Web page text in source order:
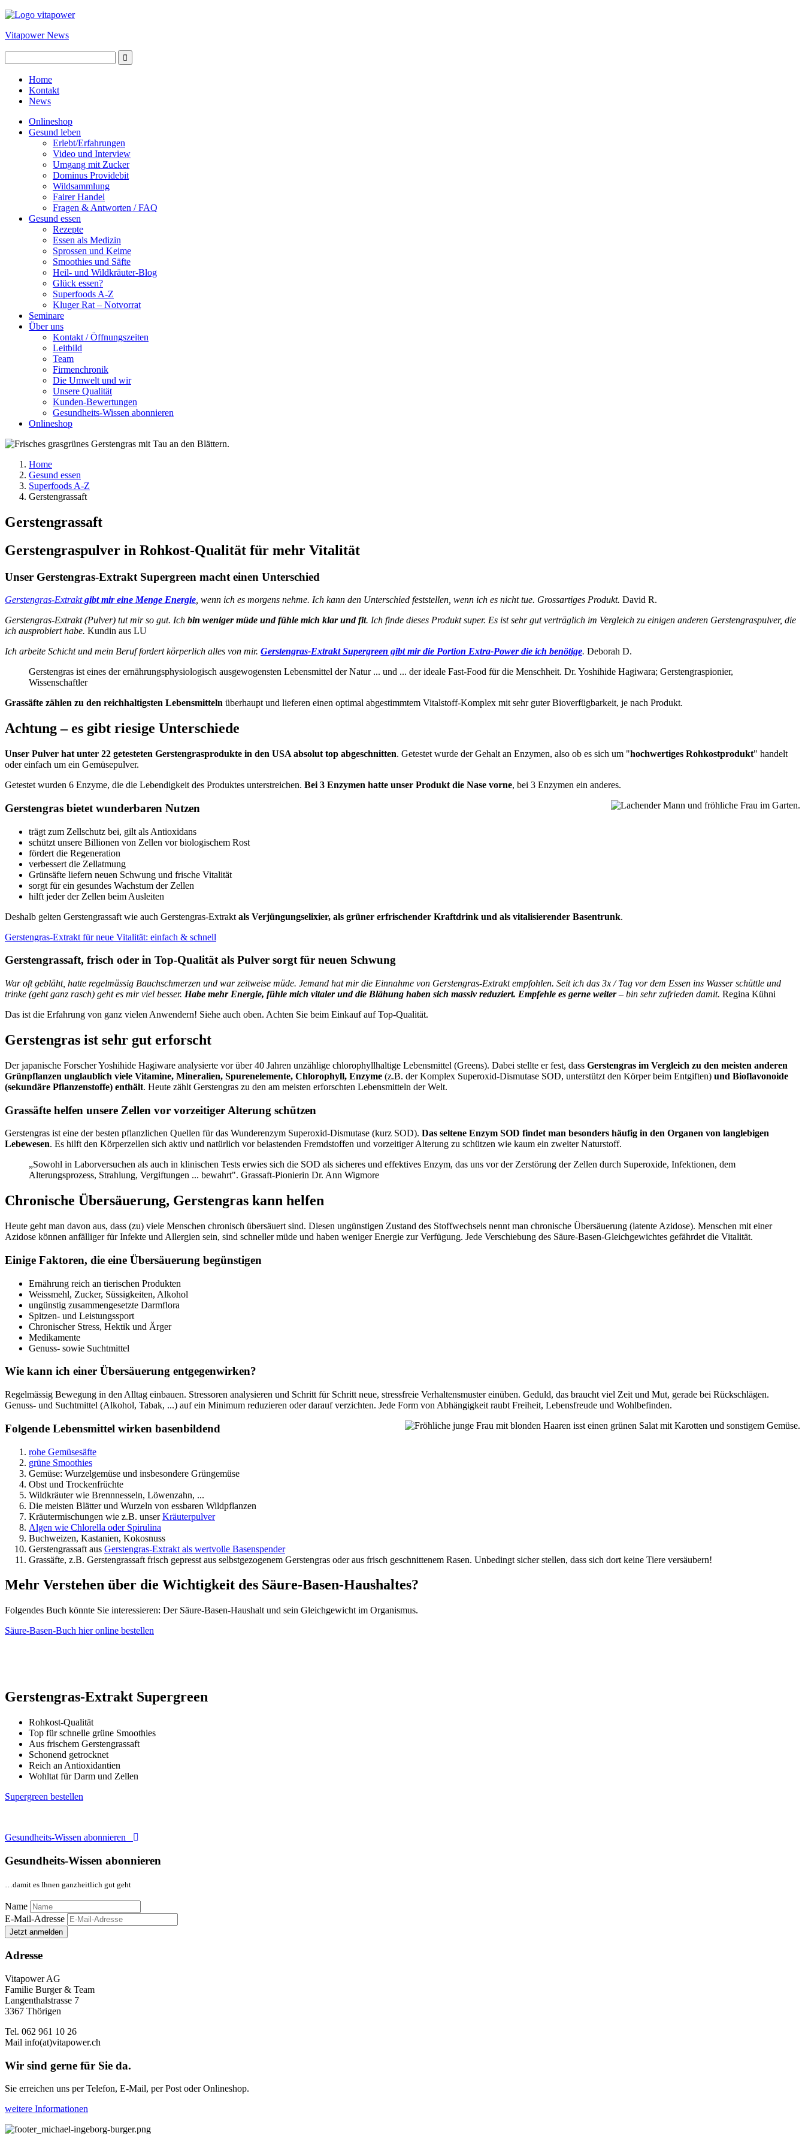
Vitapower News
Home
Kontakt
News
Onlineshop
Gesund leben
Erlebt/Erfahrungen
Video und Interview
Umgang mit Zucker
Dominus Providebit
Wildsammlung
Fairer Handel
Fragen & Antworten / FAQ
Gesund essen
Rezepte
Essen als Medizin
Sprossen und Keime
Smoothies und Säfte
Heil- und Wildkräuter-Blog
Glück essen?
Superfoods A-Z
Kluger Rat – Notvorrat
Seminare
Über uns
Kontakt / Öffnungszeiten
Leitbild
Team
Firmenchronik
Die Umwelt und wir
Unsere Qualität
Kunden-Bewertungen
Gesundheits-Wissen abonnieren
Onlineshop
Home
Gesund essen
Superfoods A-Z
Gerstengrassaft
Gerstengrassaft
Gerstengraspulver in Rohkost-Qualität für mehr Vitalität
Unser Gerstengras-Extrakt Supergreen macht einen Unterschied
Gerstengras-Extraktgibt mir eine Menge Energie, wenn ich es morgens nehme. Ich kann den Unterschied feststellen, wenn ich es nicht tue. Grossartiges Produkt. David R.
Gerstengras-Extrakt (Pulver) tut mir so gut. Ich bin weniger müde und fühle mich klar und fit. Ich finde dieses Produkt super. Es ist sehr gut verträglich im Vergleich zu einigen anderen Gerstengraspulver, die
ich ausprobiert habe. Kundin aus LU
Ich arbeite Schicht und mein Beruf fordert körperlich alles von mir. Gerstengras-Extrakt Supergreen gibt mir die Portion Extra-Power die ich benötige. Deborah D.
Gerstengras ist eines der ernährungsphysiologisch ausgewogensten Lebensmittel der Natur ... und ... der ideale Fast-Food für die Menschheit. Dr. Yoshihide Hagiwara; Gerstengraspionier,
Wissenschaftler
Grassäfte zählen zu den reichhaltigsten Lebensmitteln überhaupt und lieferen einen optimal abgestimmtem Vitalstoff-Komplex mit sehr guter Bioverfügbarkeit, je nach Produkt.
Achtung – es gibt riesige Unterschiede
Unser Pulver hat unter 22 getesteten Gerstengrasprodukte in den USA absolut top abgeschnitten. Getestet wurde der Gehalt an Enzymen, also ob es sich um "hochwertiges Rohkostprodukt" handelt
oder einfach um ein Gemüsepulver.
Getestet wurden 6 Enzyme, die die Lebendigkeit des Produktes unterstreichen. Bei 3 Enzymen hatte unser Produkt die Nase vorne, bei 3 Enzymen ein anderes.
Gerstengras bietet wunderbaren Nutzen
trägt zum Zellschutz bei, gilt als Antioxidans
schützt unsere Billionen von Zellen vor biologischem Rost
fördert die Regeneration
verbessert die Zellatmung
Grünsäfte liefern neuen Schwung und frische Vitalität
sorgt für ein gesundes Wachstum der Zellen
hilft jeder der Zellen beim Ausleiten
Deshalb gelten Gerstengrassaft wie auch Gerstengras-Extrakt als Verjüngungselixier, als grüner erfrischender Kraftdrink und als vitalisierender Basentrunk.
Gerstengras-Extrakt für neue Vitalität: einfach & schnell
Gerstengrassaft, frisch oder in Top-Qualität als Pulver sorgt für neuen Schwung
War oft gebläht, hatte regelmässig Bauchschmerzen und war zeitweise müde. Jemand hat mir die Einnahme von Gerstengras-Extrakt empfohlen. Seit ich das 3x / Tag vor dem Essen ins Wasser schüttle und
trinke (geht ganz rasch) geht es mir viel besser. Habe mehr Energie, fühle mich vitaler und die Blähung haben sich massiv reduziert. Empfehle es gerne weiter– bin sehr zufrieden damit. Regina Kühni
Das ist die Erfahrung von ganz vielen Anwendern! Siehe auch oben. Achten Sie beim Einkauf auf Top-Qualität.
Gerstengras ist sehr gut erforscht
Der japanische Forscher Yoshihide Hagiware analysierte vor über 40 Jahren unzählige chlorophyllhaltige Lebensmittel (Greens). Dabei stellte er fest, dass Gerstengras im Vergleich zu den meisten anderen
Grünpflanzen unglaublich viele Vitamine, Mineralien, Spurenelemente, Chlorophyll, Enzyme (z.B. der Komplex Superoxid-Dismutase SOD, unterstützt den Körper beim Entgiften) und Bioflavonoide
(sekundäre Pflanzenstoffe) enthält. Heute zählt Gerstengras zu den am meisten erforschten Lebensmitteln der Welt.
Grassäfte helfen unsere Zellen vor vorzeitiger Alterung schützen
Gerstengras ist eine der besten pflanzlichen Quellen für das Wunderenzym Superoxid-Dismutase (kurz SOD). Das seltene Enzym SOD findet man besonders häufig in den Organen von langlebigen
Lebewesen. Es hilft den Körperzellen sich aktiv und natürlich vor belastenden Fremdstoffen und vorzeitiger Alterung zu schützen wie kaum ein zweiter Naturstoff.
„Sowohl in Laborversuchen als auch in klinischen Tests erwies sich die SOD als sicheres und effektives Enzym, das uns vor der Zerstörung der Zellen durch Superoxide, Infektionen, dem
Alterungsprozess, Strahlung, Vergiftungen ... bewahrt". Grassaft-Pionierin Dr. Ann Wigmore
Chronische Übersäuerung, Gerstengras kann helfen
Heute geht man davon aus, dass (zu) viele Menschen chronisch übersäuert sind. Diesen ungünstigen Zustand des Stoffwechsels nennt man chronische Übersäuerung (latente Azidose). Menschen mit einer
Azidose können anfälliger für Infekte und Allergien sein, sind schneller müde und haben weniger Energie zur Verfügung. Jede Verschiebung des Säure-Basen-Gleichgewichtes gefährdet die Vitalität.
Einige Faktoren, die eine Übersäuerung begünstigen
Ernährung reich an tierischen Produkten
Weissmehl, Zucker, Süssigkeiten, Alkohol
ungünstig zusammengesetzte Darmflora
Spitzen- und Leistungssport
Chronischer Stress, Hektik und Ärger
Medikamente
Genuss- sowie Suchtmittel
Wie kann ich einer Übersäuerung entgegenwirken?
Regelmässig Bewegung in den Alltag einbauen. Stressoren analysieren und Schritt für Schritt neue, stressfreie Verhaltensmuster einüben. Geduld, das braucht viel Zeit und Mut, gerade bei Rückschlägen.
Genuss- und Suchtmittel (Alkohol, Tabak, ...) auf ein Minimum reduzieren oder darauf verzichten. Jede Form von Abhängigkeit raubt Freiheit, Lebensfreude und Wohlbefinden.
Folgende Lebensmittel wirken basenbildend
rohe Gemüsesäfte
grüne Smoothies
Gemüse: Wurzelgemüse und insbesondere Grüngemüse
Obst und Trockenfrüchte
Wildkräuter wie Brennnesseln, Löwenzahn, ...
Die meisten Blätter und Wurzeln von essbaren Wildpflanzen
Kräutermischungen wie z.B. unserKräuterpulver
Algen wie Chlorella oder Spirulina
Buchweizen, Kastanien, Kokosnuss
Gerstengrassaft aus Gerstengras-Extrakt als wertvolle Basenspender
Grassäfte, z.B. Gerstengrassaft frisch gepresst aus selbstgezogenem Gerstengras oder aus frisch geschnittenem Rasen. Unbedingt sicher stellen, dass sich dort keine Tiere versäubern!
Mehr Verstehen über die Wichtigkeit des Säure-Basen-Haushaltes?
Folgendes Buch könnte Sie interessieren: Der Säure-Basen-Haushalt und sein Gleichgewicht im Organismus.
Säure-Basen-Buch hier online bestellen
Gerstengras-Extrakt Supergreen
Rohkost-Qualität
Top für schnelle grüne Smoothies
Aus frischem Gerstengrassaft
Schonend getrocknet
Reich an Antioxidantien
Wohltat für Darm und Zellen
Supergreen bestellen
Gesundheits-Wissen abonnieren
Gesundheits-Wissen abonnieren
…damit es Ihnen ganzheitlich gut geht
Name
E-Mail-Adresse
Jetzt anmelden
Adresse
Vitapower AG
Familie Burger & Team
Langenthalstrasse 7
3367 Thörigen
Tel. 062 961 10 26
Mail info(at)vitapower.ch
Wir sind gerne für Sie da.
Sie erreichen uns per Telefon, E-Mail, per Post oder Onlineshop.
weitere Informationen